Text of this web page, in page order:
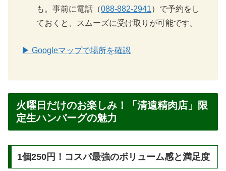
も。事前に電話（088-882-2941）で予約をし
ておくと、スムーズに受け取りが可能です。
▶ Googleマップで場所を確認
火曜日だけのお楽しみ！「清遠精肉店」限
定生ハンバーグの魅力
1個250円！コスパ最強のボリューム感と満足度